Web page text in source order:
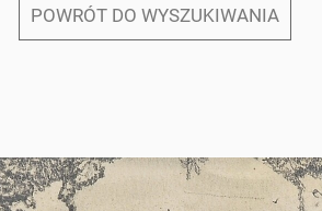
POWRÓT DO WYSZUKIWANIA